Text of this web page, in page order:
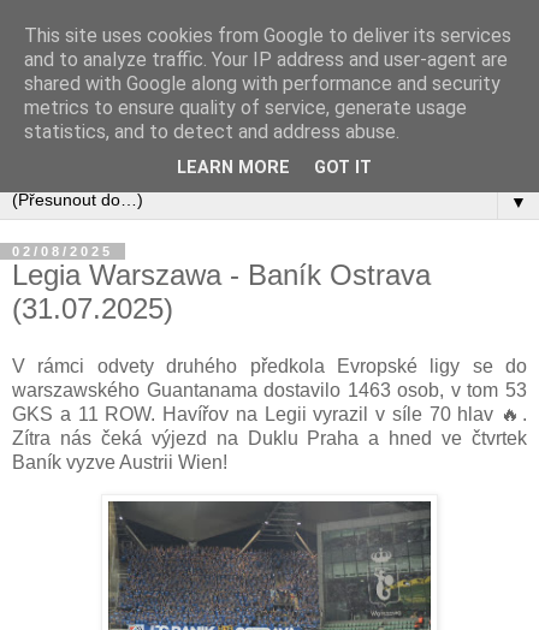
▼
02/08/2025
Legia Warszawa - Baník Ostrava
(31.07.2025)
V rámci odvety druhého předkola Evropské ligy se do
warszawského Guantanama dostavilo 1463 osob, v tom 53
GKS a 11 ROW. Havířov na Legii vyrazil v síle 70 hlav 🔥.
Zítra nás čeká výjezd na Duklu Praha a hned ve čtvrtek
Baník vyzve Austrii Wien!
This site uses cookies from Google to deliver its services
and to analyze traffic. Your IP address and user-agent are
shared with Google along with performance and security
metrics to ensure quality of service, generate usage
statistics, and to detect and address abuse.
LEARN MORE GOT IT